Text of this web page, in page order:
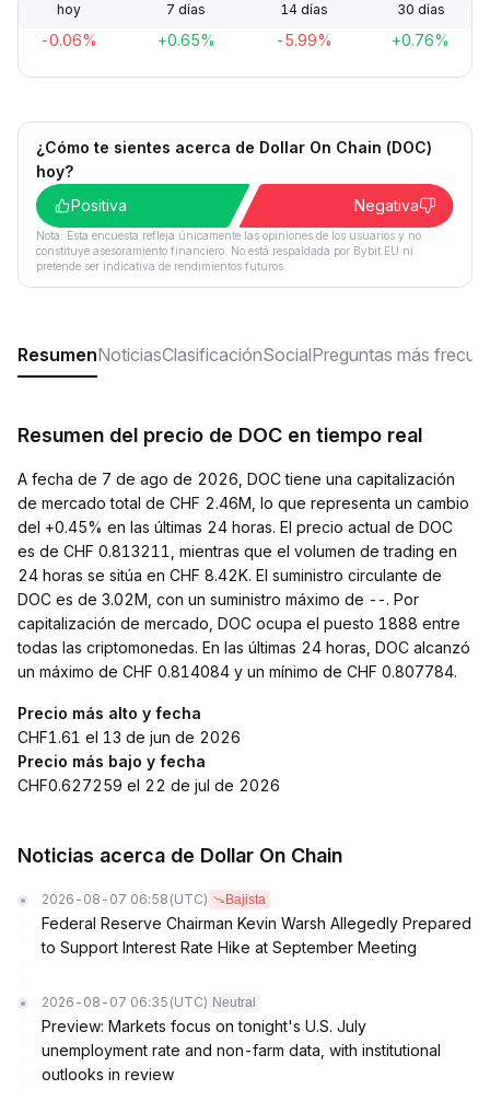
hoy 7 días 14 días 30 días
-0.06% +0.65% -5.99% +0.76%
¿Cómo te sientes acerca de Dollar On Chain (DOC)
hoy?
Positiva
Negativa
Nota: Esta encuesta refleja únicamente las opiniones de los usuarios y no
constituye asesoramiento financiero. No está respaldada por Bybit EU ni
pretende ser indicativa de rendimientos futuros.
ResumenNoticiasClasificaciónSocialPreguntas más
Resumen del precio de DOC en tiempo real
A fecha de 7 de ago de 2026, DOC tiene una capitalización
de mercado total de CHF 2.46M, lo que representa un cambio
del +0.45% en las últimas 24 horas. El precio actual de DOC
es de CHF 0.813211, mientras que el volumen de trading en
24 horas se sitúa en CHF 8.42K. El suministro circulante de
DOC es de 3.02M, con un suministro máximo de --. Por
capitalización de mercado, DOC ocupa el puesto 1888 entre
todas las criptomonedas. En las últimas 24 horas, DOC alcanzó
un máximo de CHF 0.814084 y un mínimo de CHF 0.807784.
Precio más alto y fecha
CHF1.61 el 13 de jun de 2026
Precio más bajo y fecha
CHF0.627259 el 22 de jul de 2026
Noticias acerca de Dollar On Chain
2026-08-07 06:58 (UTC) Bajista
Federal Reserve Chairman Kevin Warsh Allegedly Prepared
to Support Interest Rate Hike at September Meeting
2026-08-07 06:35 (UTC) Neutral
Preview: Markets focus on tonight's U.S. July
unemployment rate and non-farm data, with institutional
outlooks in review